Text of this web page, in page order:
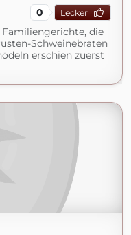
0 Lecker
Familiengerichte, die
Schweinebraten
erschien zuerst